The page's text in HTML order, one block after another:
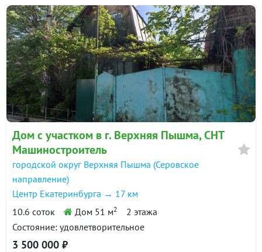
Дом с участком в г. Верхняя Пышма, СНТ
Машиностроитель
городской округ Верхняя Пышма (Серовское
направление)
Центр Екатеринбурга → 17 км
10.6 соток
Дом 51 м2
2 этажа
Состояние: удовлетворительное
3 500 000 ₽